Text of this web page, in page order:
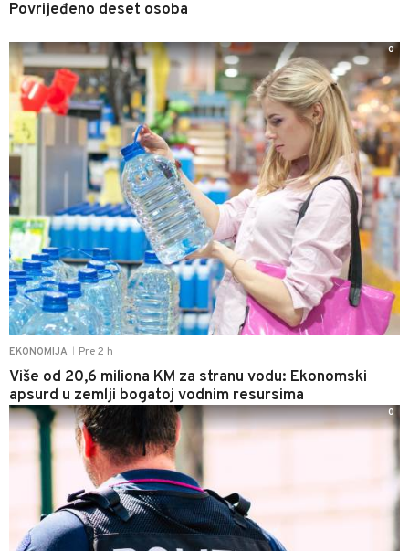
Povrijeđeno deset osoba
EKONOMIJA Pre 2 h
Više od 20,6 miliona KM za stranu vodu: Ekonomski
apsurd u zemlji bogatoj vodnim resursima
0
0